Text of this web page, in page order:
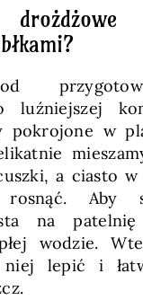
luźniejszej
pokrojone w
a ciasto
Aby
na
wodzie.
lepić i